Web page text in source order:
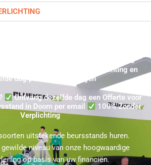
Doorn - Online uw Huur Beurswand
★ 100% Zonder Verplichting en
dag per email ontvangen
Ontvang dezelfde dag een Offerte voor
in Doorn per email
100% Zonder
Verplichting
uitstekende beursstands huren.
gewilde niveau van onze hoogwaardige
op basis van uw financiën.